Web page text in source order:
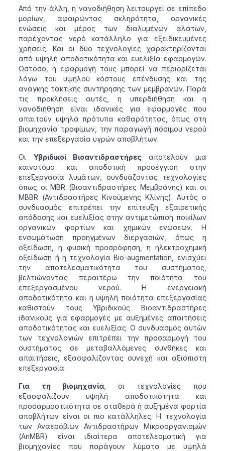
Από την άλλη, η νανοδιήθηση λειτουργεί σε επίπεδο
μορίων, αφαιρώντας σκληρότητα, οργανικές
ενώσεις και μέρος των διαλυμένων αλάτων,
παρέχοντας νερό κατάλληλο για εξειδικευμένες
χρήσεις. Και οι δύο τεχνολογίες χαρακτηρίζονται
από υψηλή αποδοτικότητα και ευελιξία εφαρμογών.
Ωστόσο, η εφαρμογή τους μπορεί να περιορίζεται
λόγω του υψηλού κόστους επένδυσης και της
ανάγκης τακτικής συντήρησης των μεμβρανών. Παρά
τις προκλήσεις αυτές, η υπερδιήθηση και η
νανοδιήθηση είναι ιδανικές για εφαρμογές που
απαιτούν υψηλά πρότυπα καθαρότητας, όπως στη
βιομηχανία τροφίμων, την παραγωγή πόσιμου νερού
και την επεξεργασία υγρών αποβλήτων.
Οι Υβριδικοί Βιοαντιδραστήρες αποτελούν μια
καινοτόμο και αποδοτική προσέγγιση στην
επεξεργασία λυμάτων, συνδυάζοντας τεχνολογίες
όπως οι MBR (Βιοαντιδραστήρες Μεμβράνης) και οι
MBBR (Αντιδραστήρες Κινούμενης Κλίνης). Αυτός ο
συνδυασμός επιτρέπει την επίτευξη εξαιρετικής
απόδοσης και ευελιξίας στην αντιμετώπιση ποικίλων
οργανικών φορτίων και χημικών ενώσεων. Η
ενσωμάτωση προηγμένων διεργασιών, όπως η
οξείδωση, η φυσική προσρόφηση, η ηλεκτροχημική
οξείδωση ή η τεχνολογία Bio-augmentation, ενισχύει
την αποτελεσματικότητα του συστήματος,
βελτιώνοντας περαιτέρω την ποιότητα του
επεξεργασμένου νερού. Η ενεργειακή
αποδοτικότητα και η υψηλή ποιότητα επεξεργασίας
καθιστούν τους Υβριδικούς Βιοαντιδραστήρες
ιδανικούς για εφαρμογές με αυξημένες απαιτήσεις
αποδοτικότητας και ευελιξίας. Ο συνδυασμός αυτών
των τεχνολογιών επιτρέπει την προσαρμογή του
συστήματος σε μεταβαλλόμενες συνθήκες και
απαιτήσεις, εξασφαλίζοντας συνεχή και αξιόπιστη
επεξεργασία.
Για τη βιομηχανία, οι τεχνολογίες που
εξασφαλίζουν υψηλή αποδοτικότητα και
προσαρμοστικότητα σε σταθερά ή αυξημένα φορτία
αποβλήτων είναι οι πιο κατάλληλες. Η τεχνολογία
των Αναερόβιων Αντιδραστήρων Μικροοργανισμών
(AnMBR) είναι ιδιαίτερα αποτελεσματική για
βιομηχανίες που παράγουν λύματα με υψηλά